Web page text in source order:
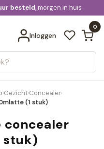
besteld, morgen in huis
Inloggen
0
Bekijk alle resultaten
›Gezicht›Concealer›
(1 stuk)
concealer
stuk)